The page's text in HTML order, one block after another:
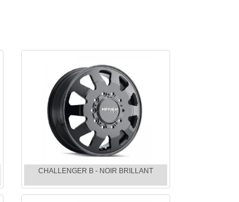
CHALLENGER B - NOIR BRILLANT